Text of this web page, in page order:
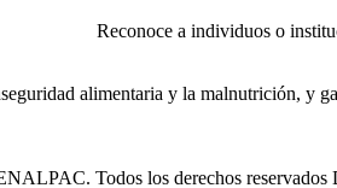
Reconoce a individuos o
alimentaria y la malnutrición, y
Todos los derechos reservados